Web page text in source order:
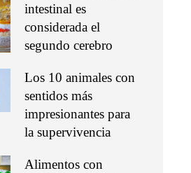
intestinal es
considerada el
segundo cerebro
Los 10 animales con
sentidos más
impresionantes para
la supervivencia
Alimentos con